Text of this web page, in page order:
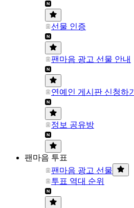
선물 인증
팬마음 광고 선물 안내
연예인 게시판 신청하기
정보 공유방
팬마음 투표
팬마음 광고 선물
투표 역대 순위